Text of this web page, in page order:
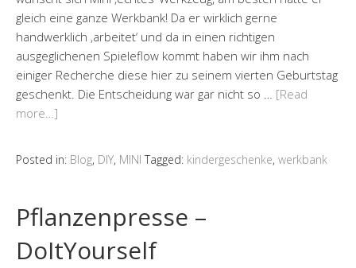
gleich eine ganze Werkbank! Da er wirklich gerne
handwerklich ‚arbeitet‘ und da in einen richtigen
ausgeglichenen Spieleflow kommt haben wir ihm nach
einiger Recherche diese hier zu seinem vierten Geburtstag
geschenkt. Die Entscheidung war gar nicht so … [Read
more…]
Posted in: Blog, DIY, MINI Tagged: kindergeschenke, werkbank
Pflanzenpresse –
DoItYourself